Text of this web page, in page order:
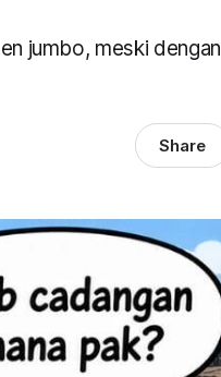
jumbo, meski dengan
Share